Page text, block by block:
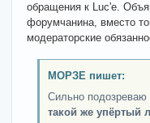
обращения к Luc'е.
форумчанина, вместо
модераторские
МОРЗЕ пишет:
Сильно подозреваю
такой же упёртый